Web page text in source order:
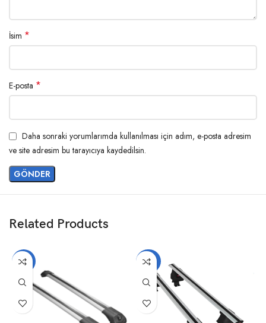
İsim *
E-posta *
Daha sonraki yorumlarımda kullanılması için adım, e-posta adresim
ve site adresim bu tarayıcıya kaydedilsin.
Related Products
-17% -20%